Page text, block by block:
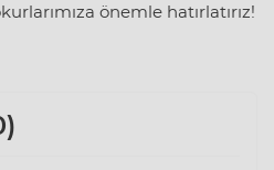
önemle hatırlatırız!
)